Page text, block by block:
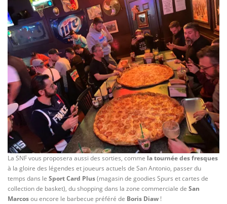
La SNF vous proposera aussi des sorties, comme la tournée des fresques
à la gloire des légendes et joueurs actuels de San Antonio, passer du
temps dans le Sport Card Plus(magasin de goodies Spurs et cartes de
collection de basket), du shopping dans la zone commerciale de San
Marcosou encore le barbecue préféré de Boris Diaw !